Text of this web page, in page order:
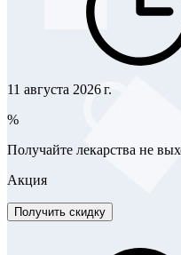
11 августа 2026 г.
%
Получайте лекарства не
Акция
Получить скидку